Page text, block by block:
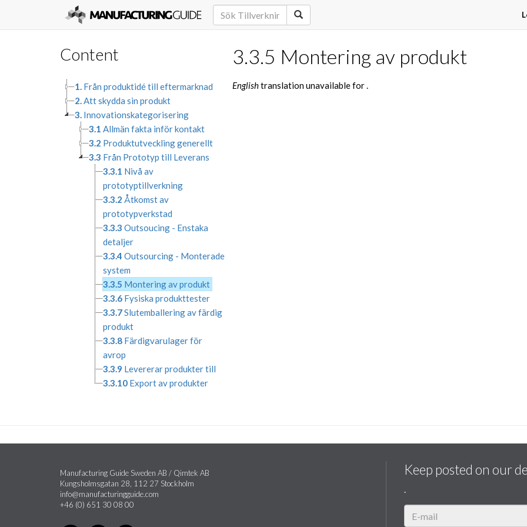
Content
1. Från produktidé till eftermarknad
2.Att skydda sin produkt
3. Innovationskategorisering
3.1 Allmän fakta inför kontakt
3.2 Produktutveckling generellt
3.3 Från Prototyp till Leverans
3.3.1 Nivå av
prototyptillverkning
3.3.2 Åtkomst av
prototypverkstad
3.3.3 Outsoucing - Enstaka
detaljer
3.3.4 Outsourcing - Monterade
system
3.3.5 Montering av produkt
3.3.6 Fysiska produkttester
3.3.7Slutemballering av färdig
produkt
3.3.8 Färdigvarulager för
avrop
3.3.9 Levererar produkter till
3.3.10 Export av produkter
3.3.5 Montering av produkt
Englishtranslation unavailable for.
Manufacturing Guide Sweden AB / Qimtek AB
Kungsholmsgatan 28, 112 27 Stockholm
info@manufacturingguide.com
+46 (0) 651 30 08 00
Keep posted on our
.